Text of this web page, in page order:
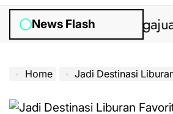
News Flash
by Bantuan Pengajuan
Home Jadi Destinasi